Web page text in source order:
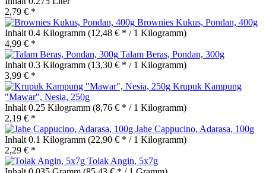
2,79 € *
Brownies Kukus, Pondan, 400g
Inhalt 0.4 Kilogramm (12,48 € * / 1 Kilogramm)
4,99 € *
Talam Beras, Pondan, 300g
Inhalt 0.3 Kilogramm (13,30 € * / 1 Kilogramm)
3,99 € *
Krupuk Kampung
"Mawar", Nesia, 250g
Inhalt 0.25 Kilogramm (8,76 € * / 1 Kilogramm)
2,19 € *
Jahe Cappucino, Adarasa, 100g
Inhalt 0.1 Kilogramm (22,90 € * / 1 Kilogramm)
2,29 € *
Tolak Angin, 5x7g